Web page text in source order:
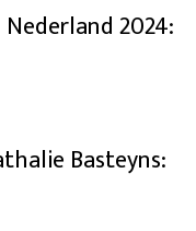
2024:
Basteyns: